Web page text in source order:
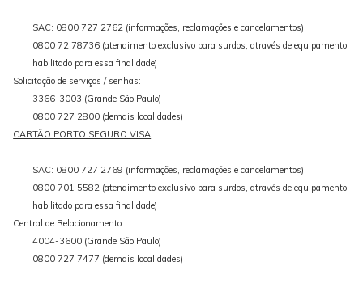
SAC: 0800 727 2762 (informações, reclamações e cancelamentos)
0800 72 78736 (atendimento exclusivo para surdos, através de equipamento
habilitado para essa finalidade)
Solicitação de serviços / senhas:
3366-3003 (Grande São Paulo)
0800 727 2800 (demais localidades)
CARTÃO PORTO SEGURO VISA
SAC: 0800 727 2769 (informações, reclamações e cancelamentos)
0800 701 5582 (atendimento exclusivo para surdos, através de equipamento
habilitado para essa finalidade)
Central de Relacionamento:
4004-3600 (Grande São Paulo)
0800 727 7477 (demais localidades)